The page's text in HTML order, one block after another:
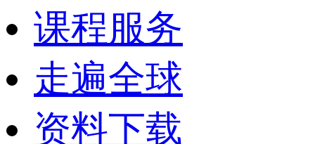
课程服务
走遍全球
资料下载